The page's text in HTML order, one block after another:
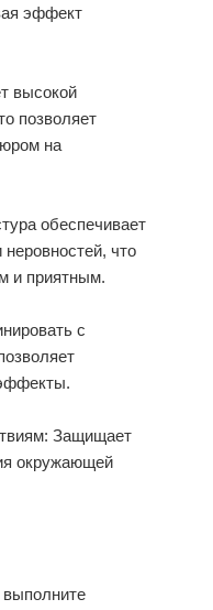
эффект
высокой
позволяет
на
обеспечивает
что
и приятным.
с
Защищает
окружающей
выполните